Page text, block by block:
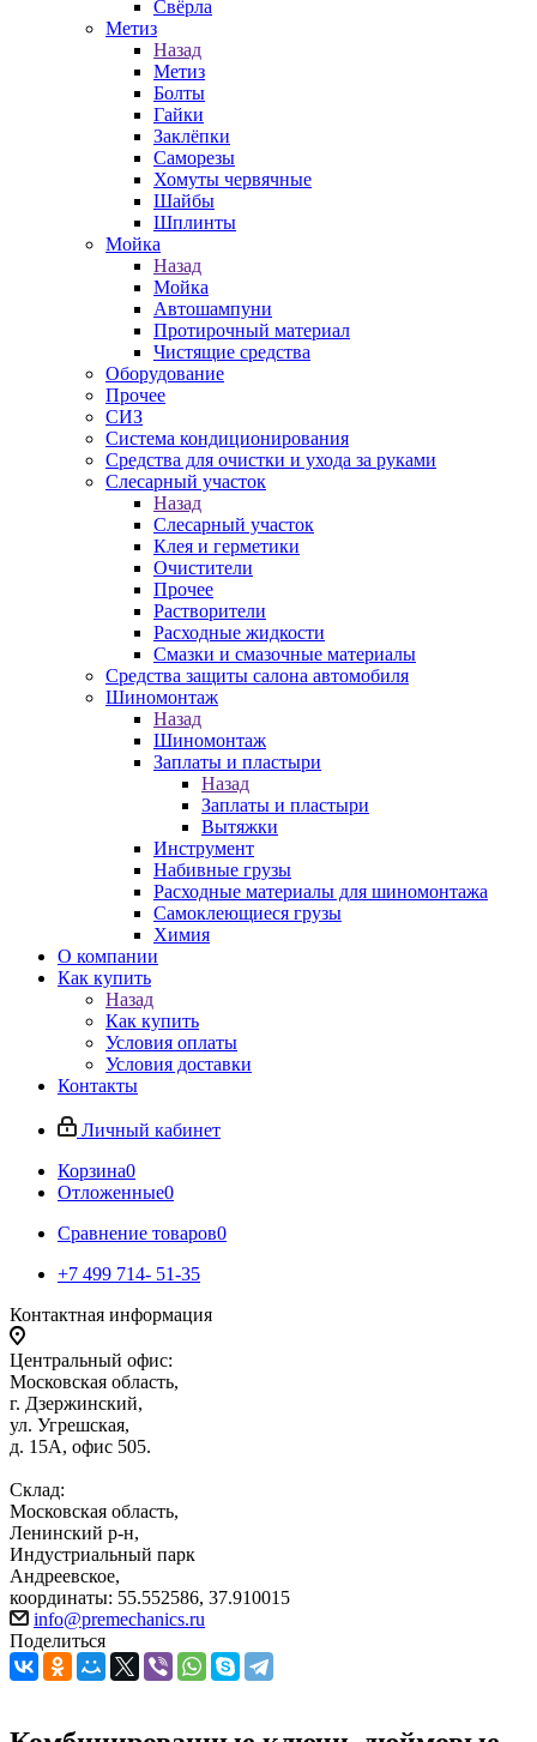
Свёрла
Метиз
Назад
Метиз
Болты
Гайки
Заклёпки
Саморезы
Хомуты червячные
Шайбы
Шплинты
Мойка
Назад
Мойка
Автошампуни
Протирочный материал
Чистящие средства
Оборудование
Прочее
СИЗ
Система кондиционирования
Средства для очистки и ухода за руками
Слесарный участок
Назад
Слесарный участок
Клея и герметики
Очистители
Прочее
Растворители
Расходные жидкости
Смазки и смазочные материалы
Средства защиты салона автомобиля
Шиномонтаж
Назад
Шиномонтаж
Заплаты и пластыри
Назад
Заплаты и пластыри
Вытяжки
Инструмент
Набивные грузы
Расходные материалы для шиномонтажа
Самоклеющиеся грузы
Химия
О компании
Как купить
Назад
Как купить
Условия оплаты
Условия доставки
Контакты
Личный кабинет
Корзина0
Отложенные0
Сравнение товаров0
+7 499 714- 51-35
Контактная информация
Центральный офис:
Московская область,
г. Дзержинский,
ул. Угрешская,
д. 15А, офис 505.
Склад:
Московская область,
Ленинский р-н,
Индустриальный парк
Андреевское,
координаты: 55.552586, 37.910015
info@premechanics.ru
Поделиться